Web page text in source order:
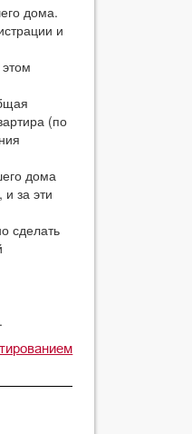
дома.
и
(по
дома
за эти
сделать